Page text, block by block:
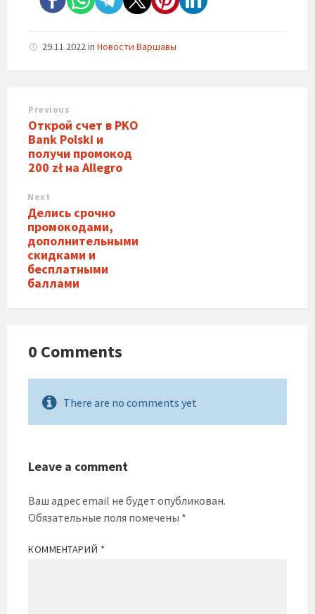
29.11.2022in Новости Варшавы
Previous
Открой счет в PKO
Bank Polski и
получи промокод
200 zł на Allegro
Next
Делись срочно
промокодами,
дополнительными
скидками и
бесплатными
баллами
0 Comments
There are no comments yet
Leave a comment
Ваш адрес email не будет опубликован.
Обязательные поля помечены *
КОММЕНТАРИЙ *